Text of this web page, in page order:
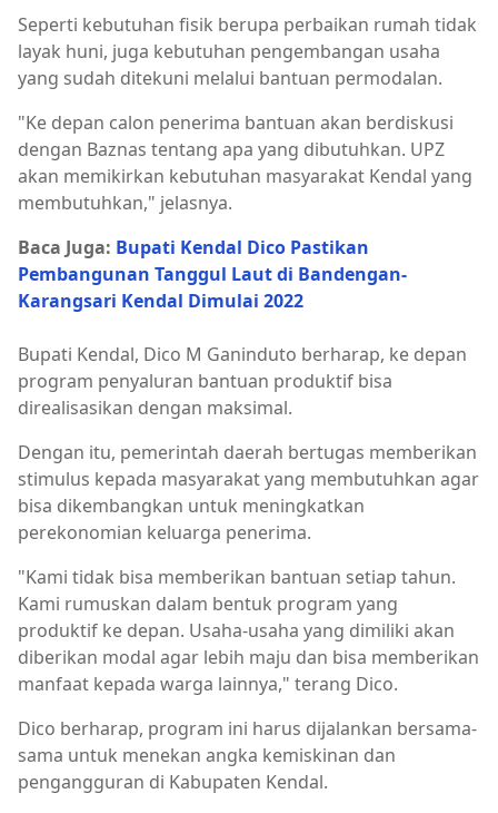
Seperti kebutuhan fisik berupa perbaikan rumah tidak
layak huni, juga kebutuhan pengembangan usaha
yang sudah ditekuni melalui bantuan permodalan.
"Ke depan calon penerima bantuan akan berdiskusi
dengan Baznas tentang apa yang dibutuhkan. UPZ
akan memikirkan kebutuhan masyarakat Kendal yang
membutuhkan," jelasnya.
Baca Juga: Bupati Kendal Dico Pastikan
Pembangunan Tanggul Laut di Bandengan-
Karangsari Kendal Dimulai 2022
Bupati Kendal, Dico M Ganinduto berharap, ke depan
program penyaluran bantuan produktif bisa
direalisasikan dengan maksimal.
Dengan itu, pemerintah daerah bertugas memberikan
stimulus kepada masyarakat yang membutuhkan agar
bisa dikembangkan untuk meningkatkan
perekonomian keluarga penerima.
"Kami tidak bisa memberikan bantuan setiap tahun.
Kami rumuskan dalam bentuk program yang
produktif ke depan. Usaha-usaha yang dimiliki akan
diberikan modal agar lebih maju dan bisa memberikan
manfaat kepada warga lainnya," terang Dico.
Dico berharap, program ini harus dijalankan bersama-
sama untuk menekan angka kemiskinan dan
pengangguran di Kabupaten Kendal.